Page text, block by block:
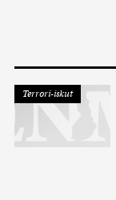
Terrori-iskut